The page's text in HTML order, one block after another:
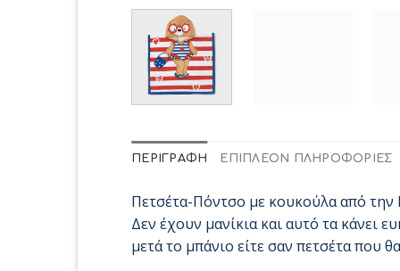
ΠΕΡΙΓΡΑΦΉ ΕΠΙΠΛΈΟΝ ΠΛΗΡΟΦΟΡΊΕΣ
Πετσέτα-Πόντσο με κουκούλα από την
Δεν έχουν μανίκια και αυτό τα κάνει
μετά το μπάνιο είτε σαν πετσέτα που